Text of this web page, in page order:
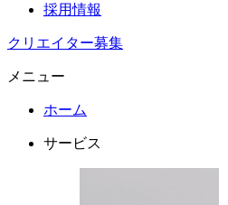
採用情報
クリエイター募集
メニュー
ホーム
サービス